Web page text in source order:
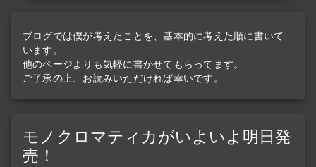
ブログでは僕が考えたことを、基本的に考えた順に書いて
います。
他のページよりも気軽に書かせてもらってます。
ご了承の上、お読みいただければ幸いです。
モノクロマティカがいよいよ明日発
売！